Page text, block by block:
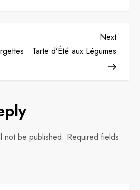
Next
Post
Next
Tarte d’Été aux Légumes
not be published. Required fields